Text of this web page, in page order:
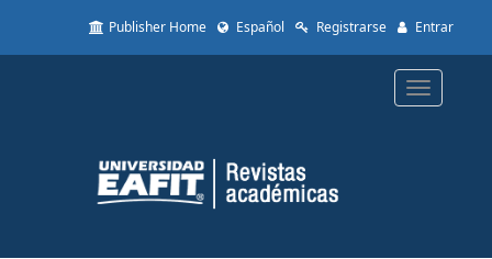
to
Content
Sidebar
Publisher Home Español Registrarse Entrar
Toggle